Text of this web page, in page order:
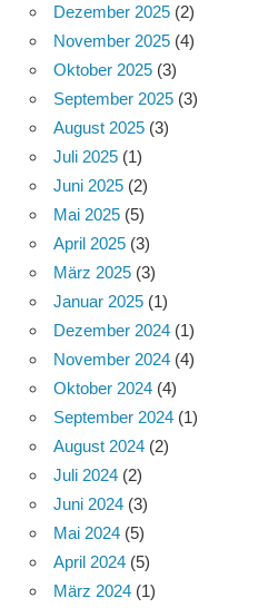
Dezember 2025 (2)
November 2025 (4)
Oktober 2025 (3)
September 2025 (3)
August 2025 (3)
Juli 2025 (1)
Juni 2025 (2)
Mai 2025 (5)
April 2025 (3)
März 2025 (3)
Januar 2025 (1)
Dezember 2024 (1)
November 2024 (4)
Oktober 2024 (4)
September 2024 (1)
August 2024 (2)
Juli 2024 (2)
Juni 2024 (3)
Mai 2024 (5)
April 2024 (5)
März 2024 (1)